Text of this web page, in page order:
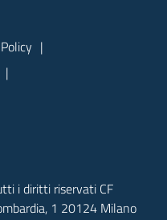
i diritti riservati CF
1 20124 Milano